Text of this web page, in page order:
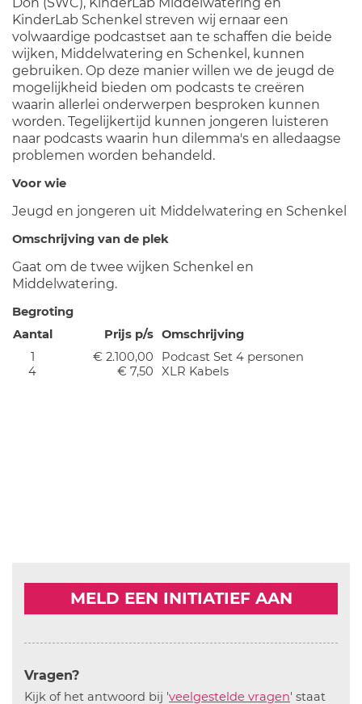
Don (SWC), KinderLab Middelwatering en
KinderLab Schenkel streven wij ernaar een
volwaardige podcastset aan te schaffen die beide
wijken, Middelwatering en Schenkel, kunnen
gebruiken. Op deze manier willen we de jeugd de
mogelijkheid bieden om podcasts te creëren
waarin allerlei onderwerpen besproken kunnen
worden. Tegelijkertijd kunnen jongeren luisteren
naar podcasts waarin hun dilemma's en alledaagse
problemen worden behandeld.
Voor wie
Jeugd en jongeren uit Middelwatering en Schenkel
Omschrijving van de plek
Gaat om de twee wijken Schenkel en
Middelwatering.
Begroting
Aantal
Prijs p/s Omschrijving
1
€ 2.100,00
Podcast Set 4 personen
4
€ 7,50 XLR Kabels
MELD EEN INITIATIEF AAN
Vragen?
Kijk of het antwoord bij 'veelgestelde vragen' staat